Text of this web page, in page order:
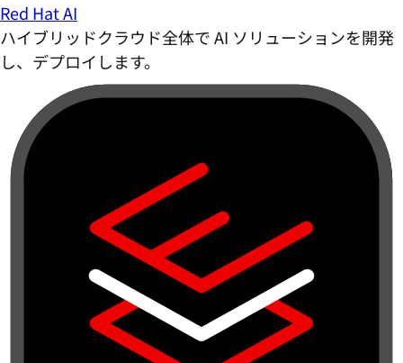
Red Hat AI
ハイブリッドクラウド全体で AI ソリューションを開発
し、デプロイします。